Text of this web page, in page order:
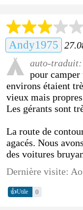
Andy1975
auto-traduit:
pour
environs étaient
vieux mais
Les gérants sont
La route de
agacés. Nous
des voitures
Dernière visite:
👍Utile 0